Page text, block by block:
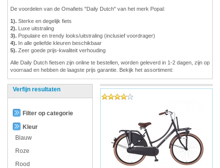
De voordelen van de Omafiets "Daily Dutch" van het merk Popal:
1). Sterke en degelijk fiets
2). Luxe uitstraling
3). Populaire en trendy looks/uitstraling (inclusief voordrager)
4). In alle geliefde kleuren beschikbaar
5). Zeer goede prijs-kwaliteit verhouding
Alle Daily Dutch fietsen zijn online te bestellen, worden geleverd in 1-2 dagen, zijn op
voorraad en hebben de laagste prijs garantie. Bekijk het assortiment:
Verfijn resultaten
Filter op categorie
Kleur
Blauw
Roze
Rood